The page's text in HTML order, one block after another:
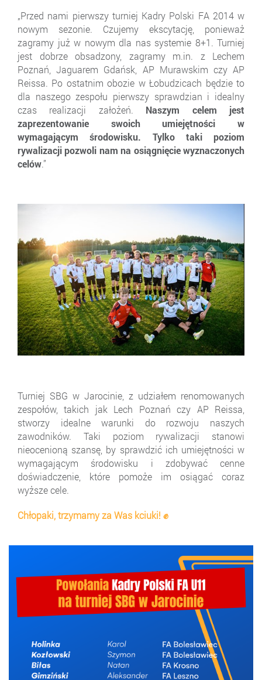
„Przed nami pierwszy turniej Kadry Polski FA 2014 w
nowym sezonie. Czujemy ekscytację, ponieważ
zagramy już w nowym dla nas systemie 8+1. Turniej
jest dobrze obsadzony, zagramy m.in. z Lechem
Poznań, Jaguarem Gdańsk, AP Murawskim czy AP
Reissa. Po ostatnim obozie w Łobudzicach będzie to
dla naszego zespołu pierwszy sprawdzian i idealny
czas realizacji założeń. Naszym celem jest
zaprezentowanie swoich umiejętności w
wymagającym środowisku. Tylko taki poziom
rywalizacji pozwoli nam na osiągnięcie wyznaczonych
celów.”
Turniej SBG w Jarocinie, z udziałem renomowanych
zespołów, takich jak Lech Poznań czy AP Reissa,
stworzy idealne warunki do rozwoju naszych
zawodników. Taki poziom rywalizacji stanowi
nieocenioną szansę, by sprawdzić ich umiejętności w
wymagającym środowisku i zdobywać cenne
doświadczenie, które pomoże im osiągać coraz
wyższe cele.
Chłopaki, trzymamy za Was kciuki! ✊